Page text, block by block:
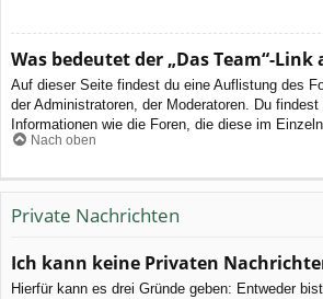
Was bedeutet der „Das Team“-
Auf dieser Seite findest du eine Auflistung des
der Administratoren, der Moderatoren. Du
Informationen wie die Foren, die diese im
Nach oben
Private Nachrichten
Ich kann keine Privaten
Hierfür kann es drei Gründe geben: Entweder